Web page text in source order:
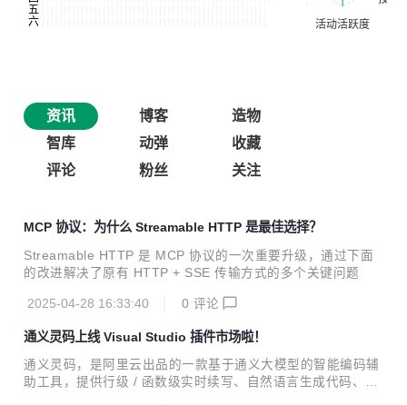
资讯 博客
造物
智库
动弹
收藏
评论
粉丝 关注
MCP 协议：为什么 Streamable HTTP 是最佳选择？
Streamable HTTP 是 MCP 协议的一次重要升级，通过下面
的改进解决了原有 HTTP + SSE 传输方式的多个关键问题
2025-04-28 16:33:40 0 评论
通义灵码上线 Visual Studio 插件市场啦！
通义灵码，是阿里云出品的一款基于通义大模型的智能编码辅
助工具，提供行级 / 函数级实时续写、自然语言生成代码、单